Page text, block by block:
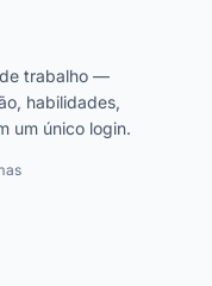
trabalho —
habilidades,
um único login.